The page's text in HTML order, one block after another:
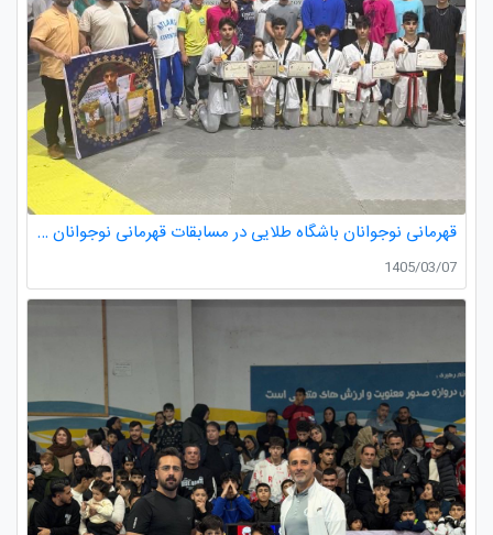
قهرمانی نوجوانان باشگاه طلایی در مسابقات قهرمانی نوجوانان تکواندو استان گیلان
1405/03/07